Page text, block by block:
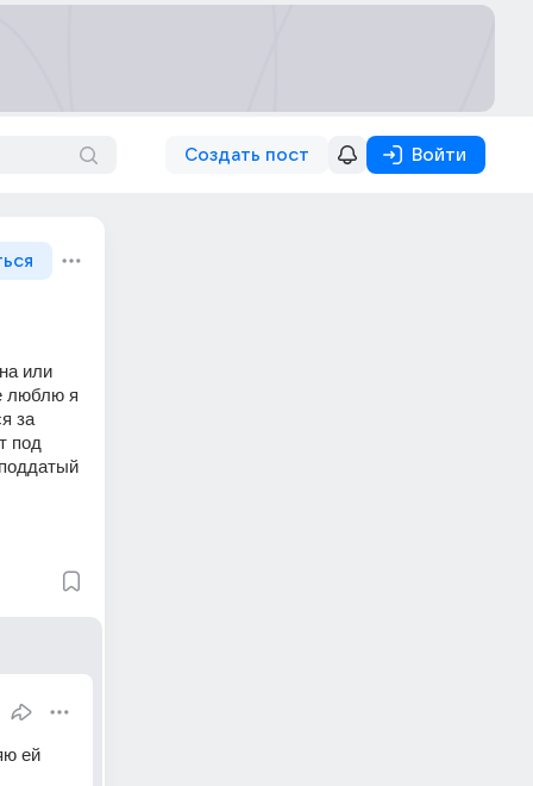
Создать пост Войти
или
люблю я
за
под
ей